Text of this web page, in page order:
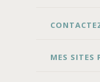
MES SITES